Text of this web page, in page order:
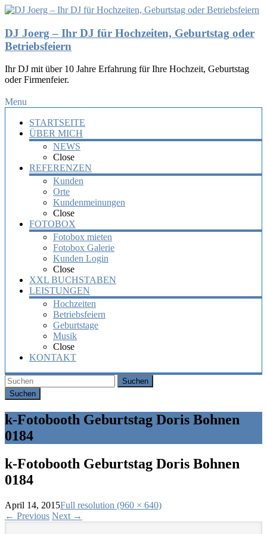
DJ Joerg – Ihr DJ für Hochzeiten, Geburtstag oder
Betriebsfeiern
Ihr DJ mit über 10 Jahre Erfahrung für Ihre Hochzeit, Geburtstag
oder Firmenfeier.
Menu
STARTSEITE
ÜBER MICH
NEWS
Close
REFERENZEN
Kunden
Orte
Kundenmeinungen
Close
FOTOBOX
Fotobox mieten
Fotobox Galerie
Kunden Login
Close
XXL BUCHSTABEN
LEISTUNGEN
Hochzeiten
Betriebsfeiern
Geburtstage
Musik
Close
KONTAKT
Suchen
k-Fotobooth Geburtstag Doris Bohnen
0184
k-Fotobooth Geburtstag Doris Bohnen
0184
April 14, 2015Full resolution (960 × 640)
← Previous Next →